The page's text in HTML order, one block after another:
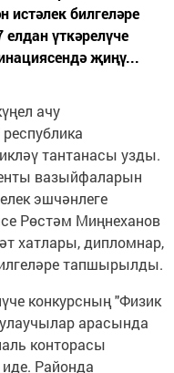
истәлек билгеләре
үткәрелүче
җиңү...
ачу
тантанасы узды.
вазыйфаларын
эшчәнлеге
Рөстәм Миңнеханов
хатлары, дипломнар,
тапшырылды.
конкурсның "Физик
арасында
конторасы
Районда